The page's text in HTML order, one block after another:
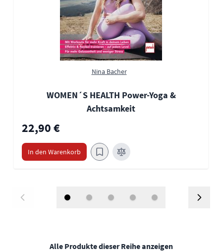
Nina Bacher
WOMEN´S HEALTH Power-Yoga &
Achtsamkeit
22,90 €
In den Warenkorb
Alle Produkte dieser Reihe anzeigen